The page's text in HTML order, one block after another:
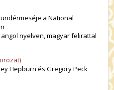
a National
nyelven, magyar felirattal
Hepburn és Gregory Peck